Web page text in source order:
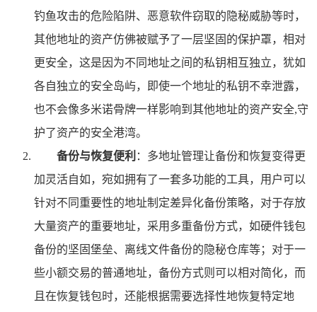
钓鱼攻击的危险陷阱、恶意软件窃取的隐秘威胁等时，
其他地址的资产仿佛被赋予了一层坚固的保护罩，相对
更安全，这是因为不同地址之间的私钥相互独立，犹如
各自独立的安全岛屿，即使一个地址的私钥不幸泄露，
也不会像多米诺骨牌一样影响到其他地址的资产安全,守
护了资产的安全港湾。
备份与恢复便利 ：多地址管理让备份和恢复变得更
加灵活自如，宛如拥有了一套多功能的工具，用户可以
针对不同重要性的地址制定差异化备份策略，对于存放
大量资产的重要地址，采用多重备份方式，如硬件钱包
备份的坚固堡垒、离线文件备份的隐秘仓库等；对于一
些小额交易的普通地址，备份方式则可以相对简化，而
且在恢复钱包时，还能根据需要选择性地恢复特定地